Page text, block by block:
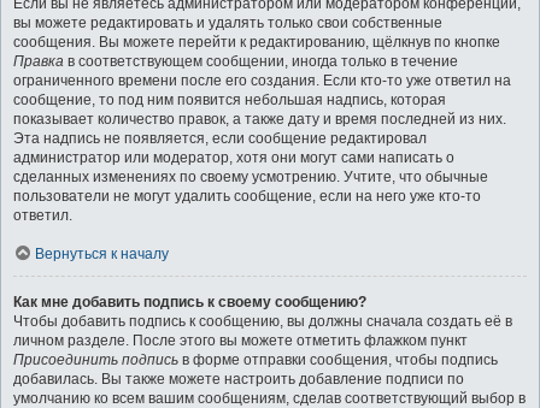
Если вы не являетесь администратором или модератором конференции,
вы можете редактировать и удалять только свои собственные
сообщения. Вы можете перейти к редактированию, щёлкнув по кнопке
Правка в соответствующем сообщении, иногда только в течение
ограниченного времени после его создания. Если кто-то уже ответил на
сообщение, то под ним появится небольшая надпись, которая
показывает количество правок, а также дату и время последней из них.
Эта надпись не появляется, если сообщение редактировал
администратор или модератор, хотя они могут сами написать о
сделанных изменениях по своему усмотрению. Учтите, что обычные
пользователи не могут удалить сообщение, если на него уже кто-то
ответил.
Вернуться к началу
Как мне добавить подпись к своему сообщению?
Чтобы добавить подпись к сообщению, вы должны сначала создать её в
личном разделе. После этого вы можете отметить флажком пункт
Присоединить подпись в форме отправки сообщения, чтобы подпись
добавилась. Вы также можете настроить добавление подписи по
умолчанию ко всем вашим сообщениям, сделав соответствующий выбор в